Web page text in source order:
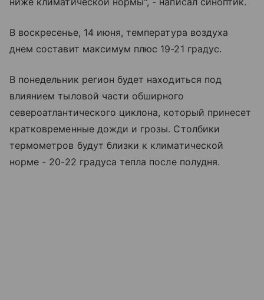
В воскресенье, 14 июня, температура воздуха
днем составит максимум плюс 19-21 градус.
В понедельник регион будет находиться под
влиянием тыловой части обширного
североатлантического циклона, который принесет
кратковременные дожди и грозы. Столбики
термометров будут близки к климатической
норме - 20-22 градуса тепла после полудня.